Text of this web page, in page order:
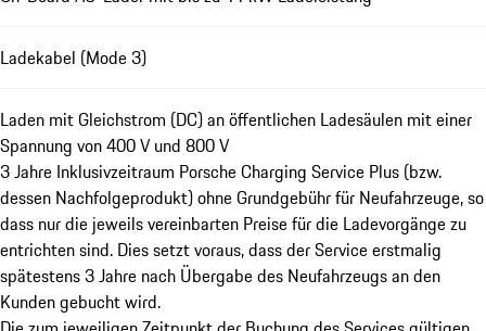
Ladekabel (Mode 3)
Laden mit Gleichstrom (DC) an öffentlichen Ladesäulen mit einer
Spannung von 400 V und 800 V
3 Jahre Inklusivzeitraum Porsche Charging Service Plus (bzw.
dessen Nachfolgeprodukt) ohne Grundgebühr für Neufahrzeuge, so
dass nur die jeweils vereinbarten Preise für die Ladevorgänge zu
entrichten sind. Dies setzt voraus, dass der Service erstmalig
spätestens 3 Jahre nach Übergabe des Neufahrzeugs an den
Kunden gebucht wird.